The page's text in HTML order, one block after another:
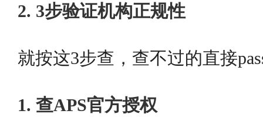
2. 3步验证机构正规性
就按这3步查，查不过的直接
1. 查APS官方授权